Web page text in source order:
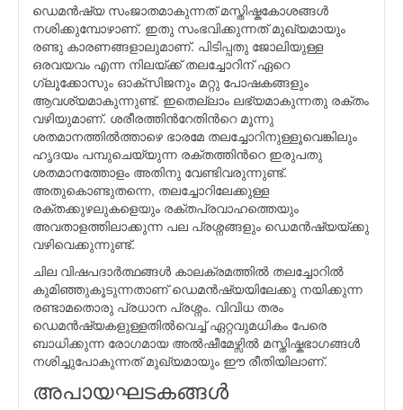
ഡെമന്‍ഷ്യ സംജാതമാകുന്നത് മസ്തിഷ്കകോശങ്ങള്‍
നശിക്കുമ്പോഴാണ്. ഇതു സംഭവിക്കുന്നത് മുഖ്യമായും
രണ്ടു കാരണങ്ങളാലുമാണ്. പിടിപ്പതു ജോലിയുള്ള
ഒരവയവം എന്ന നിലയ്ക്ക് തലച്ചോറിന് ഏറെ
ഗ്ലൂക്കോസും ഓക്സിജനും മറ്റു പോഷകങ്ങളും
ആവശ്യമാകുന്നുണ്ട്. ഇതെല്ലാം ലഭ്യമാകുന്നതു രക്തം
വഴിയുമാണ്‌. ശരീരത്തിന്‍റേതിന്‍റെ മൂന്നു
ശതമാനത്തില്‍ത്താഴെ ഭാരമേ തലച്ചോറിനുള്ളൂവെങ്കിലും
ഹൃദയം പമ്പുചെയ്യുന്ന രക്തത്തിന്‍റെ ഇരുപതു
ശതമാനത്തോളം അതിനു വേണ്ടിവരുന്നുണ്ട്.
അതുകൊണ്ടുതന്നെ, തലച്ചോറിലേക്കുള്ള
രക്തക്കുഴലുകളെയും രക്തപ്രവാഹത്തെയും
അവതാളത്തിലാക്കുന്ന പല പ്രശ്നങ്ങളും ഡെമന്‍ഷ്യയ്ക്കു
വഴിവെക്കുന്നുണ്ട്.
ചില വിഷപദാര്‍ത്ഥങ്ങള്‍ കാലക്രമത്തില്‍ തലച്ചോറില്‍
കുമിഞ്ഞുകൂടുന്നതാണ് ഡെമന്‍ഷ്യയിലേക്കു നയിക്കുന്ന
രണ്ടാമതൊരു പ്രധാന പ്രശ്നം. വിവിധ തരം
ഡെമന്‍ഷ്യകളുള്ളതില്‍വെച്ച് ഏറ്റവുമധികം പേരെ
ബാധിക്കുന്ന രോഗമായ അല്‍ഷീമേഴ്സില്‍ മസ്തിഷ്കഭാഗങ്ങള്‍
നശിച്ചുപോകുന്നത് മുഖ്യമായും ഈ രീതിയിലാണ്.
അപായഘടകങ്ങള്‍